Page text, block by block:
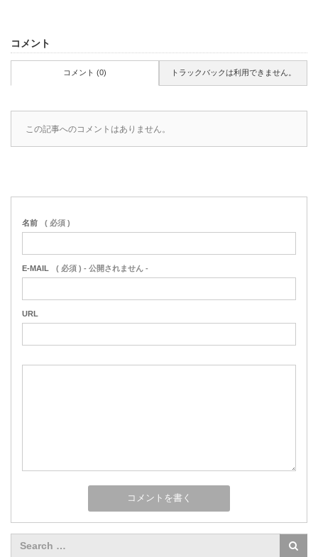
コメント
コメント (0) トラックバックは利用できません。
この記事へのコメントはありません。
名前 ( 必須 )
E-MAIL ( 必須 ) - 公開されません -
URL